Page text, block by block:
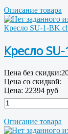
Описание товара
Кресло SU-1-BK
Кресло
Цена без скидки:
Цена со скидкой:
Цена: 22394 руб
Описание товара